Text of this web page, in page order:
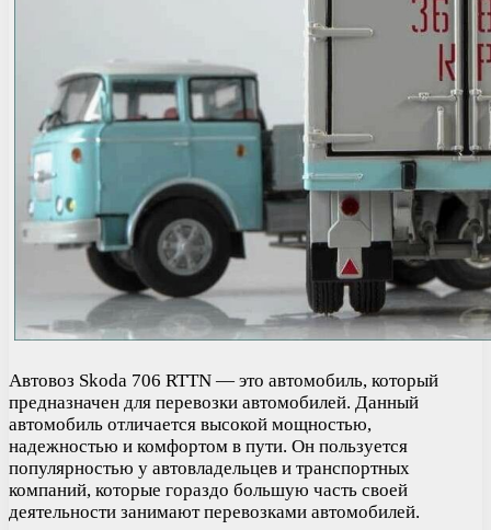
Автовоз Skoda 706 RTTN — это автомобиль, который
предназначен для перевозки автомобилей. Данный
автомобиль отличается высокой мощностью,
надежностью и комфортом в пути. Он пользуется
популярностью у автовладельцев и транспортных
компаний, которые гораздо большую часть своей
деятельности занимают перевозками автомобилей.